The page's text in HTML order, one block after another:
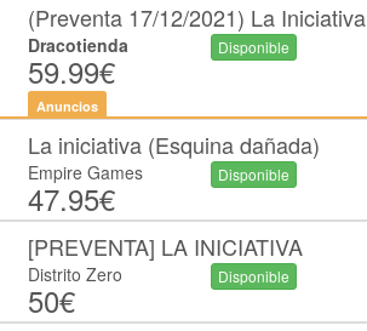
(Preventa 17/12/2021) La Iniciativa
Dracotienda
59.99€
Disponible
Anuncios
La iniciativa (Esquina dañada)
Empire Games
47.95€
Disponible
[PREVENTA] LA INICIATIVA
Distrito Zero
50€
Disponible